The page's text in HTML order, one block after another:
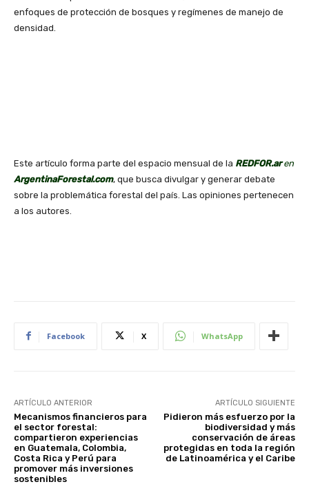
enfoques de protección de bosques y regímenes de manejo de
densidad.
Este artículo forma parte del espacio mensual de la REDFOR.ar en
ArgentinaForestal.com, que busca divulgar y generar debate
sobre la problemática forestal del país. Las opiniones pertenecen
a los autores.
Facebook X WhatsApp
ARTÍCULO ANTERIOR
Mecanismos financieros para
el sector forestal:
compartieron experiencias
en Guatemala, Colombia,
Costa Rica y Perú para
promover más inversiones
sostenibles
ARTÍCULO SIGUIENTE
Pidieron más esfuerzo por la
biodiversidad y más
conservación de áreas
protegidas en toda la región
de Latinoamérica y el Caribe